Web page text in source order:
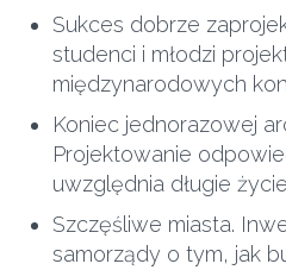
Sukces dobrze
studenci i młodzi
międzynarodowych
Koniec jednorazowej
Projektowanie
uwzględnia długie
Szczęśliwe miasta.
samorządy o tym, jak